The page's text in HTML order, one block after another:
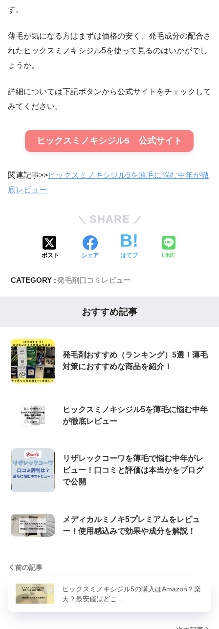
す。
薄毛が気になる方はまずは価格の安く、発毛成分の配合さ
れたヒックスミノキシジル5を使って見るのはいかがでし
ょうか。
詳細については下記ボタンから公式サイトをチェックして
みてください。
ヒックスミノキシジル5 公式サイト
関連記事>>ヒックスミノキシジル5を薄毛に悩む中年が徹
底レビュー
SHARE
ポスト シェア はてブ LINE
CATEGORY :発毛剤口コミレビュー
おすすめ記事
発毛剤おすすめ（ランキング）5選！薄毛
対策におすすめな商品を紹介！
ヒックスミノキシジル5を薄毛に悩む中年
が徹底レビュー
リザレックコーワを薄毛で悩む中年がレ
ビュー！口コミと評価は本当かをブログ
で公開
メディカルミノキ5プレミアムをレビュ
ー！使用感込みで効果や成分を解説！
前の記事
ヒックスミノキシジル5の購入はAmazon？楽
天？最安値はどこ…